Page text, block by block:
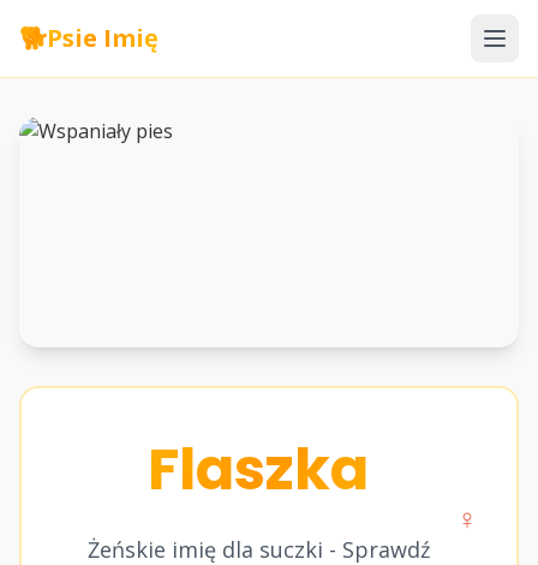
🐕Psie Imię
Flaszka
Żeńskie imię dla suczki - Sprawdź
♀